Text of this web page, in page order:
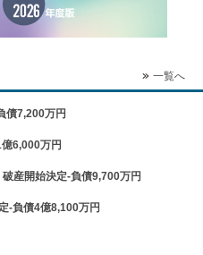
一覧へ
債7,200万円
6,000万円
産開始決定-負債9,700万円
-負債4億8,100万円